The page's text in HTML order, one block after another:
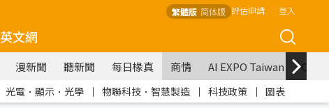
繁體版 简体版 評估申請 登入
英文網
漫新聞 聽新聞 每日椽真 商情 AI EXPO Taiwan
光電．顯示．光學 ｜ 物聯科技．智慧製造 ｜ 科技政策 ｜ 圖表